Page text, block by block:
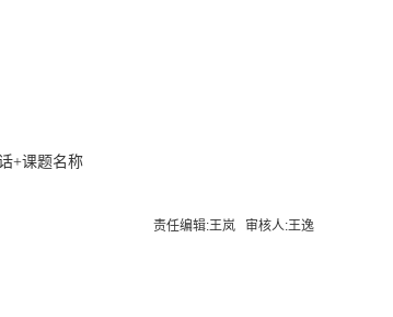
+课题名称
责任编辑:王岚 审核人:王逸